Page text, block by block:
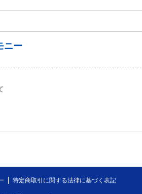
ニー
特定商取引に関する法律に基づく表記